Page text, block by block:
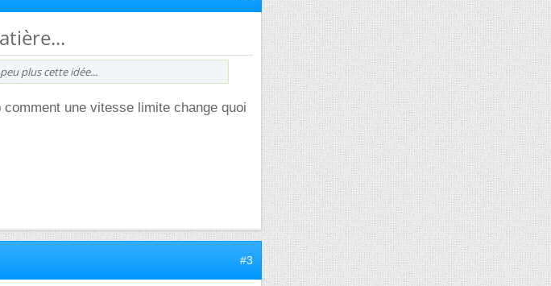
plus cette idée...
une vitesse limite change quoi
#3